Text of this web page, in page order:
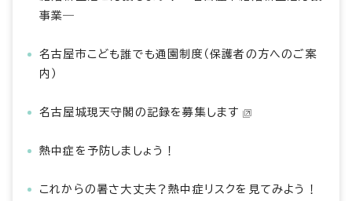
事業―
名古屋市こども誰でも通園制度（保護者の方へのご案
内）
名古屋城現天守閣の記録を募集します
熱中症を予防しましょう！
これからの暑さ大丈夫？熱中症リスクを見てみよう！